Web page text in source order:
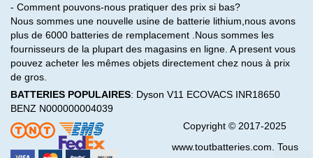
- Comment pouvons-nous pratiquer des prix si bas?
Nous sommes une nouvelle usine de batterie lithium,nous avons
plus de 6000 batteries de remplacement .Nous sommes les
fournisseurs de la plupart des magasins en ligne. A present vous
pouvez acheter les mêmes objets directement chez nous à prix
de gros.
BATTERIES POPULAIRES: Dyson V11 ECOVACS INR18650
BENZ N000000004039
Copyright © 2017-2025
www.toutbatteries.com. Tous